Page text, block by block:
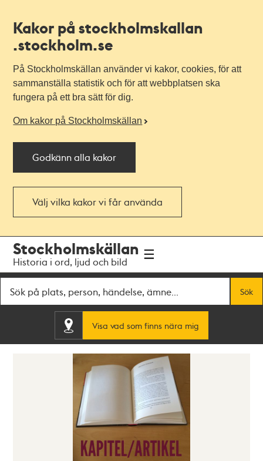
Kakor på stockholmskallan
.stockholm.se
På Stockholmskällan använder vi kakor, cookies, för att
sammanställa statistik och för att webbplatsen ska
fungera på ett bra sätt för dig.
Om kakor på Stockholmskällan
Godkänn alla kakor
Välj vilka kakor vi får använda
navigationen
huvudinnehållet
Stockholmskällan
Historia i ord, ljud och bild
Sök
Visa vad som finns nära mig